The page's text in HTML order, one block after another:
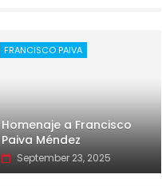
FRANCISCO PAIVA
Homenaje a Francisco
Paiva Méndez
September 23, 2025